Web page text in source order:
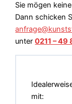
Sie mögen
Dann schicken
unter0211 – 49
mit: